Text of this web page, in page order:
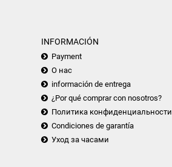
INFORMACIÓN
Payment
О нас
información de entrega
¿Por qué comprar con nosotros?
Политика конфиденциальности
Condiciones de garantía
Уход за часами